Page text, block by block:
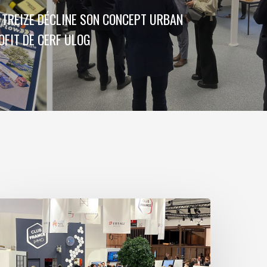
DÉCLINE SON CONCEPT URBAN
DE CERF ULOG